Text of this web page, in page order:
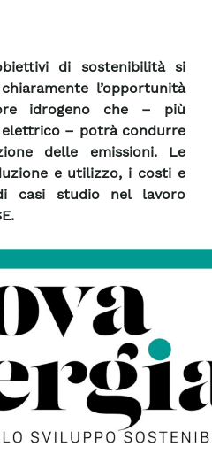
di sostenibilità si
l’opportunità
idrogeno che – più
– potrà condurre
delle emissioni. Le
e utilizzo, i costi e
casi studio nel lavoro